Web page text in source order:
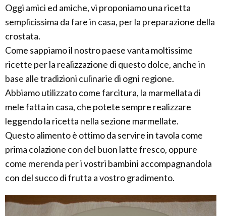
Oggi amici ed amiche, vi proponiamo una ricetta
semplicissima da fare in casa, per la preparazione della
crostata.
Come sappiamo il nostro paese vanta moltissime
ricette per la realizzazione di questo dolce, anche in
base alle tradizioni culinarie di ogni regione.
Abbiamo utilizzato come farcitura, la marmellata di
mele fatta in casa, che potete sempre realizzare
leggendo la ricetta nella sezione marmellate.
Questo alimento è ottimo da servire in tavola come
prima colazione con del buon latte fresco, oppure
come merenda per i vostri bambini accompagnandola
con del succo di frutta a vostro gradimento.